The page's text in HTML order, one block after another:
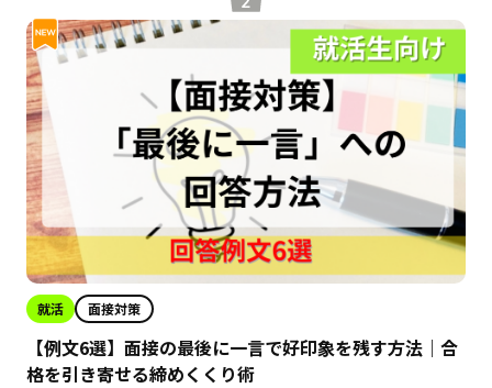
就活 面接対策
【例文6選】面接の最後に一言で好印象を残す方法｜合
格を引き寄せる締めくくり術